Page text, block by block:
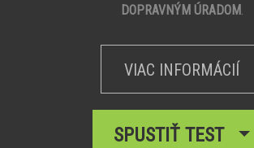
DOPRAVNÝM ÚRADOM.
VIAC INFORMÁCIÍ
SPUSTIŤ TEST